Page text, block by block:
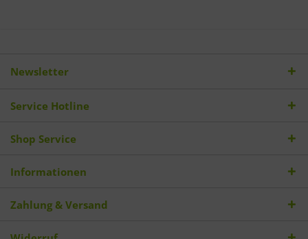
Newsletter
Service Hotline
Shop Service
Informationen
Zahlung & Versand